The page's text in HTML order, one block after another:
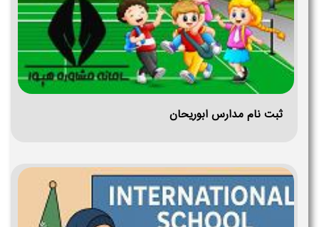
ثبت نام مدارس ابوریحان